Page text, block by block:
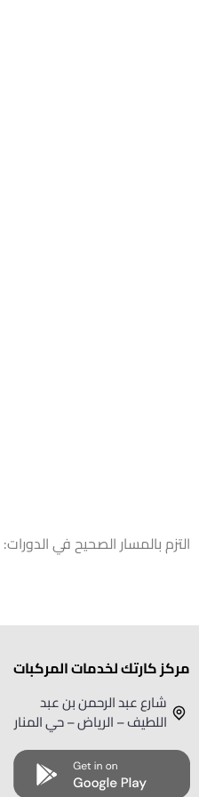
التزم بالمسار الصحيح في
مركز كارتك لخدمات المركبات
شارع عبد الرحمن بن عبد
اللطيف – الرياض – حي المنار